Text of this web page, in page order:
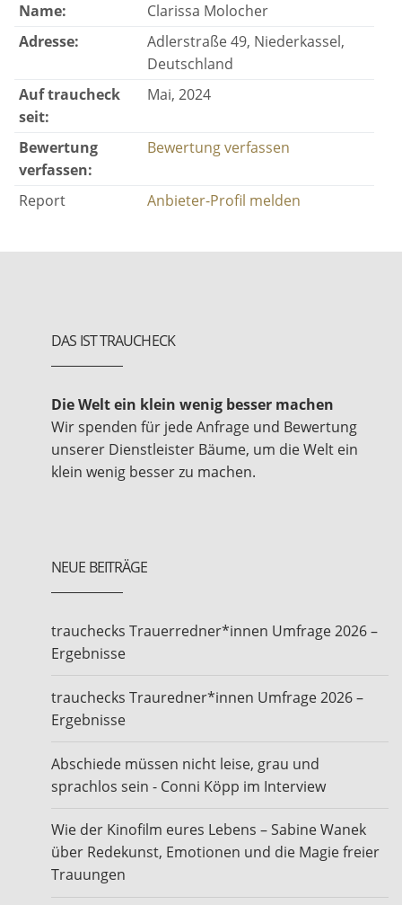
Name:
Clarissa Molocher
Adresse:
Adlerstraße 49, Niederkassel,
Deutschland
Auf traucheck
seit:
Mai, 2024
Bewertung
verfassen:
Bewertung verfassen
Report Anbieter-Profil melden
DAS IST TRAUCHECK
Die Welt ein klein wenig besser machen
Wir spenden für jede Anfrage und Bewertung
unserer Dienstleister Bäume, um die Welt ein
klein wenig besser zu machen.
NEUE BEITRÄGE
trauchecks Trauerredner*innen Umfrage 2026 –
Ergebnisse
trauchecks Trauredner*innen Umfrage 2026 –
Ergebnisse
Abschiede müssen nicht leise, grau und
sprachlos sein - Conni Köpp im Interview
Wie der Kinofilm eures Lebens – Sabine Wanek
über Redekunst, Emotionen und die Magie freier
Trauungen